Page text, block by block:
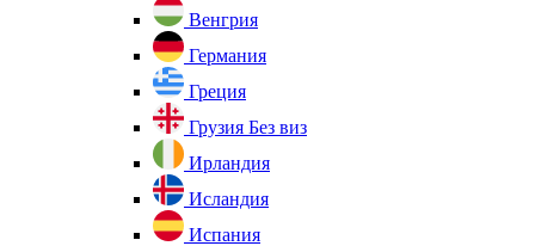
Венгрия
Германия
Греция
Грузия Без виз
Ирландия
Исландия
Испания